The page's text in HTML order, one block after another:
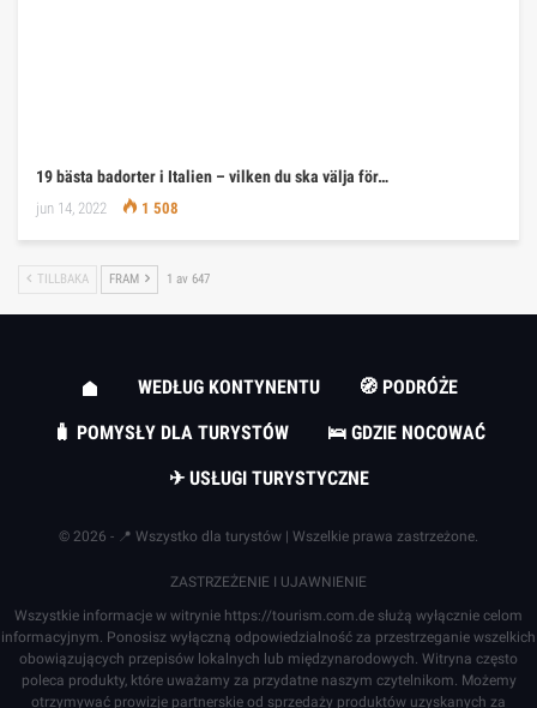
19 bästa badorter i Italien – vilken du ska välja för…
jun 14, 2022 1 508
TILLBAKA FRAM 1 av 647
WEDŁUG KONTYNENTU
🧭 PODRÓŻE
🧳 POMYSŁY DLA TURYSTÓW
🛌 GDZIE NOCOWAĆ
✈ USŁUGI TURYSTYCZNE
© 2026 - 📍 Wszystko dla turystów | Wszelkie prawa zastrzeżone.
ZASTRZEŻENIE I UJAWNIENIE
Wszystkie informacje w witrynie https://tourism.com.de służą wyłącznie celom
informacyjnym. Ponosisz wyłączną odpowiedzialność za przestrzeganie wszelkich
obowiązujących przepisów lokalnych lub międzynarodowych. Witryna często
poleca produkty, które uważamy za przydatne naszym czytelnikom. Możemy
otrzymywać prowizje partnerskie od sprzedaży produktów uzyskanych za